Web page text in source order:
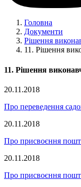
Головна
Документи
Рішення
11. Рішення
11. Рішення
20.11.2018
Про переведення
20.11.2018
Про присвоєння
20.11.2018
Про присвоєння